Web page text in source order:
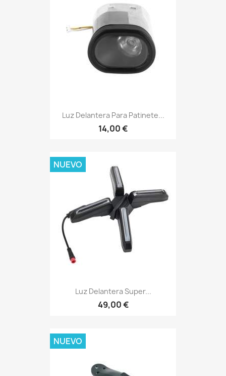
Luz Delantera Para Patinete...
14,00 €
Luz Delantera Super...
49,00 €
NUEVO
NUEVO